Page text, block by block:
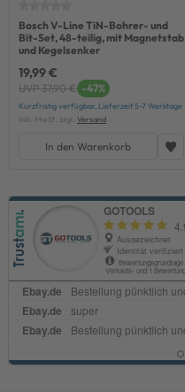
Bosch V-Line TiN-Bohrer- und
Bit-Set, 48-teilig, mit Magnetstab
und Kegelsenker
19,99 €
UVP 37,90 € -47%
Kurzfristig verfügbar, Lieferzeit 5-7 Werktage
inkl. MwSt. zzgl. Versand
In den Warenkorb